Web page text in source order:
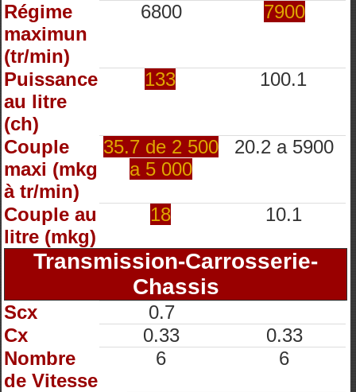
Régime
maximun
(tr/min)
6800 7900
Puissance
au litre
(ch)
133 100.1
Couple
maxi (mkg
à tr/min)
35.7 de 2 500
a 5 000
20.2 a 5900
Couple au
litre (mkg)
18 10.1
Transmission-Carrosserie-
Chassis
Scx
0.7
Cx
0.33
0.33
Nombre
de Vitesse
6 6